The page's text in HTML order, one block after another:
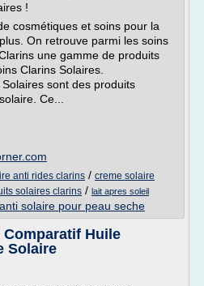
!
cosmétiques et soins pour la
On retrouve parmi les soins
une gamme de produits
Clarins Solaires.
sont des produits
Ce...
anti rides clarins / creme solaire
solaires clarins / lait apres soleil
solaire pour peau seche
Huile
Solaire